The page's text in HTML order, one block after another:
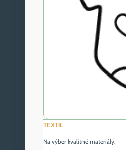
TEXTIL
Na výber kvalitné materiály.